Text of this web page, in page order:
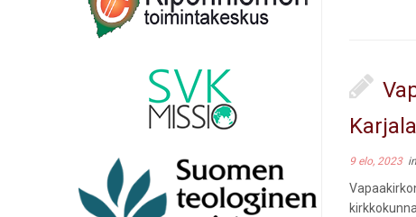
9 elo, 2023in